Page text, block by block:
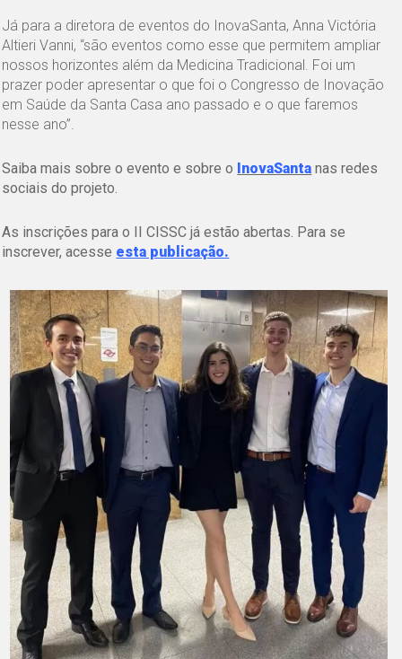
Já para a diretora de eventos do InovaSanta, Anna Victória
Altieri Vanni, “são eventos como esse que permitem ampliar
nossos horizontes além da Medicina Tradicional. Foi um
prazer poder apresentar o que foi o Congresso de Inovação
em Saúde da Santa Casa ano passado e o que faremos
nesse ano”.
Saiba mais sobre o evento e sobre o InovaSanta nas redes
sociais do projeto.
As inscrições para o II CISSC já estão abertas. Para se
inscrever, acesse esta publicação.